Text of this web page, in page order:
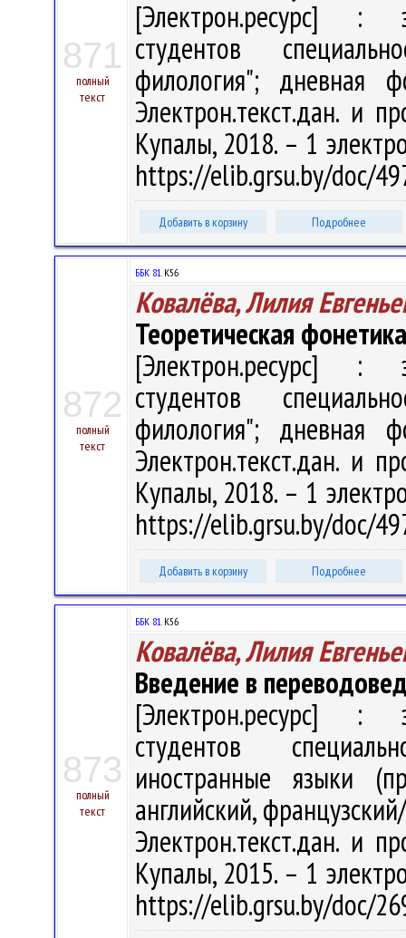
871
полный
текст
[Электрон.ресурс] :
студентов
филология";
Электрон.текст.дан. и
Купалы, 2018. – 1
https://elib.grsu.by/doc/
Добавить в корзину Подробнее
872
полный
текст
ББК 81.К56
Ковалёва, Лилия
Теоретическая
[Электрон.ресурс] :
студентов
филология";
Электрон.текст.дан. и
Купалы, 2018. – 1
https://elib.grsu.by/doc/
Добавить в корзину Подробнее
873
полный
текст
ББК 81.К56
Ковалёва, Лилия
Введение в
[Электрон.ресурс] :
студентов
иностранные языки
английский,
Электрон.текст.дан. и
Купалы, 2015. – 1
https://elib.grsu.by/doc/